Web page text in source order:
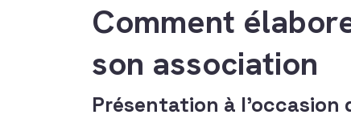
Comment
son association
Présentation à l'occasion